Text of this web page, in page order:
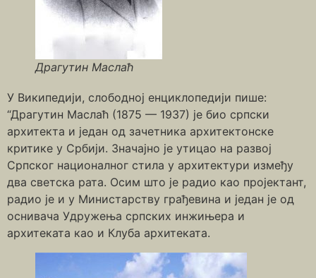
Драгутин Маслаћ
У Википедији, слободној енциклопедији пише:
“Драгутин Маслаћ (1875 — 1937) је био српски
архитекта и један од зачетника архитектонске
критике у Србији. Значајно је утицао на развој
Српског националног стила у архитектури између
два светска рата. Осим што је радио као пројектант,
радио је и у Министарству грађевина и један је од
оснивача Удружења српских инжињера и
архитеката као и Клуба архитеката.